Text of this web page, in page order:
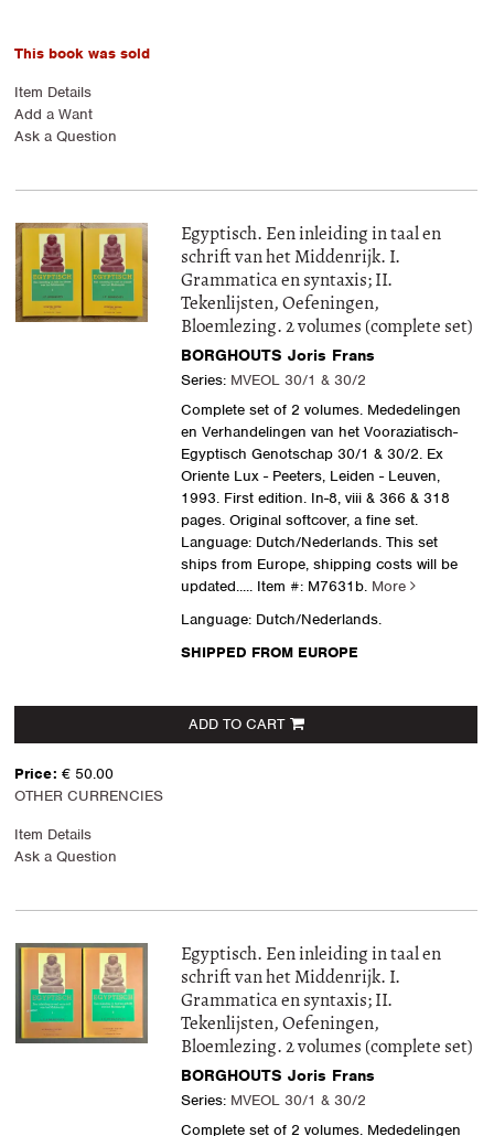
This book was sold
Item Details
Add a Want
Ask a Question
Egyptisch. Een inleiding in taal en
schrift van het Middenrijk. I.
Grammatica en syntaxis; II.
Tekenlijsten, Oefeningen,
Bloemlezing. 2 volumes (complete set)
BORGHOUTS Joris Frans
Series: MVEOL 30/1 & 30/2
Complete set of 2 volumes. Mededelingen
en Verhandelingen van het Vooraziatisch-
Egyptisch Genotschap 30/1 & 30/2. Ex
Oriente Lux - Peeters, Leiden - Leuven,
1993. First edition. In-8, viii & 366 & 318
pages. Original softcover, a fine set.
Language: Dutch/Nederlands. This set
ships from Europe, shipping costs will be
updated..... Item #: M7631b. More
Language: Dutch/Nederlands.
SHIPPED FROM EUROPE
ADD TO CART
Price: € 50.00
OTHER CURRENCIES
Item Details
Ask a Question
Egyptisch. Een inleiding in taal en
schrift van het Middenrijk. I.
Grammatica en syntaxis; II.
Tekenlijsten, Oefeningen,
Bloemlezing. 2 volumes (complete set)
BORGHOUTS Joris Frans
Series: MVEOL 30/1 & 30/2
Complete set of 2 volumes. Mededelingen